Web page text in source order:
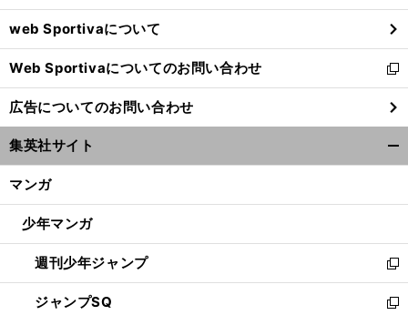
ウ
で
開
く
web Sportivaについて
Web Sportivaについてのお問い合わせ
新
し
い
ウ
ィ
ン
ウ
開
く
広告についてのお問い合わせ
集英社サイト
マンガ
少年マンガ
週刊少年ジャンプ
新
し
い
ジャンプSQ
新